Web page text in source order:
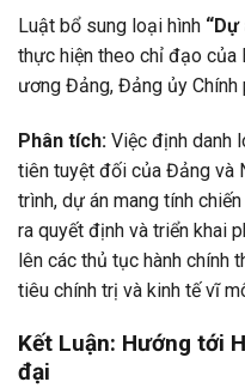
Luật bổ sung loại hình
thực hiện theo chỉ đạo của
ương Đảng, Đảng ủy Chính
Phân tích: Việc định danh
tiên tuyệt đối của Đảng và
trình, dự án mang tính
ra quyết định và triển khai
lên các thủ tục hành chính
tiêu chính trị và kinh tế vĩ
Kết Luận: Hướng tới
đại